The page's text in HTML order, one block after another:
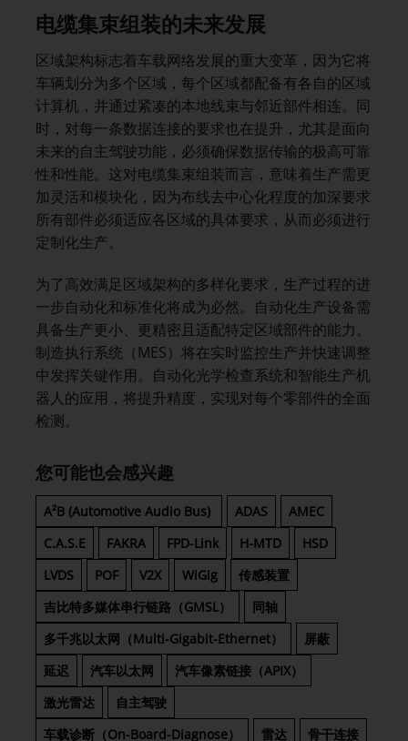
电缆集束组装的未来发展
区域架构标志着车载网络发展的重大变革，因为它将
车辆划分为多个区域，每个区域都配备有各自的区域
计算机，并通过紧凑的本地线束与邻近部件相连。同
时，对每一条数据连接的要求也在提升，尤其是面向
未来的自主驾驶功能，必须确保数据传输的极高可靠
性和性能。这对电缆集束组装而言，意味着生产需更
加灵活和模块化，因为布线去中心化程度的加深要求
所有部件必须适应各区域的具体要求，从而必须进行
定制化生产。
为了高效满足区域架构的多样化要求，生产过程的进
一步自动化和标准化将成为必然。自动化生产设备需
具备生产更小、更精密且适配特定区域部件的能力。
制造执行系统（MES）将在实时监控生产并快速调整
中发挥关键作用。自动化光学检查系统和智能生产机
器人的应用，将提升精度，实现对每个零部件的全面
检测。
您可能也会感兴趣
A²B (Automotive Audio Bus) ADAS
AMEC
C.A.S.E
FAKRA FPD-Link H-MTD
HSD
LVDS
POF V2X WiGig
传感装置
吉比特多媒体串行链路（GMSL）
同轴
多千兆以太网（Multi-Gigabit-Ethernet）
屏蔽
延迟
汽车以太网
汽车像素链接（APIX）
激光雷达
自主驾驶
车载诊断（On-Board-Diagnose）
雷达 骨干连接